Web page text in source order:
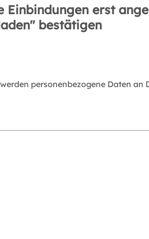
Einbindungen erst
bestätigen
personenbezogene Daten